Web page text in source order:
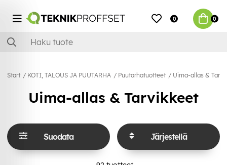
0 0
Start KOTI, TALOUS JA PUUTARHA Puutarhatuotteet Uima-allas &
Uima-allas & Tarvikkeet
Suodata Järjestellä